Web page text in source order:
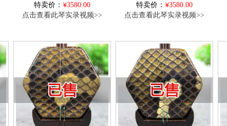
特卖价：
3580.00
点击查看此琴实录视频>>
特卖价：
3580.00
点击查看此琴实录视频>>